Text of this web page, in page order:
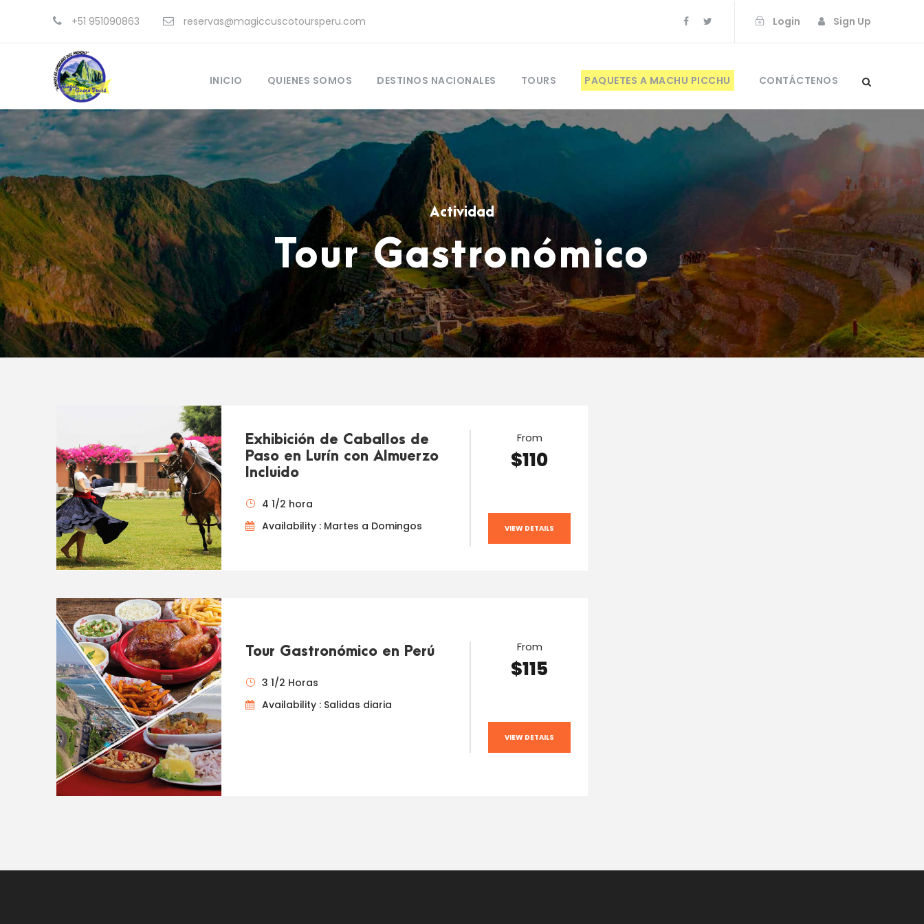
+51 951090863 reservas@magiccuscotoursperu.com Login Sign Up
INICIO QUIENES SOMOS DESTINOS NACIONALES TOURS PAQUETES A MACHU PICCHU CONTÁCTENOS
Actividad
Tour Gastronómico
Exhibición de Caballos de
Paso en Lurín con Almuerzo
Incluido
4 1/2 hora
Availability : Martes a Domingos
From
$110
VIEW DETAILS
Tour Gastronómico en Perú
3 1/2 Horas
Availability : Salidas diaria
From
$115
VIEW DETAILS